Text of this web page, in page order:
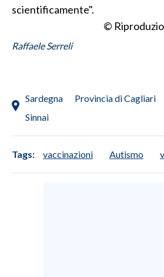
ABBONATI
NECROLOGI
STORE
scientificamente".
©
Raffaele Serreli
Sardegna Provincia di Cagliari
Sinnai
Tags: vaccinazioni Autismo